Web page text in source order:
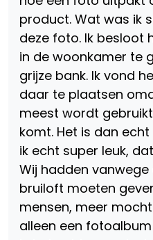
product. Wat was ik
deze foto. Ik besloot
in de woonkamer te
grijze bank. Ik vond
daar te plaatsen
meest wordt
komt. Het is dan
ik echt super leuk,
Wij hadden
bruiloft moeten
mensen, meer
alleen een